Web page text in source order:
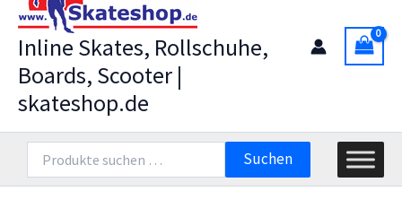
Inline Skates, Rollschuhe,
Boards, Scooter |
skateshop.de
nach:
Suchen